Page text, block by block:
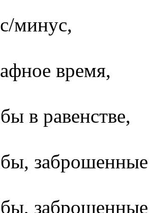
минус,
время,
в равенстве,
заброшенные
заброшенные